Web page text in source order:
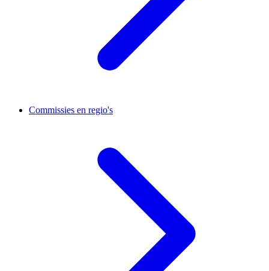
Commissies en regio's